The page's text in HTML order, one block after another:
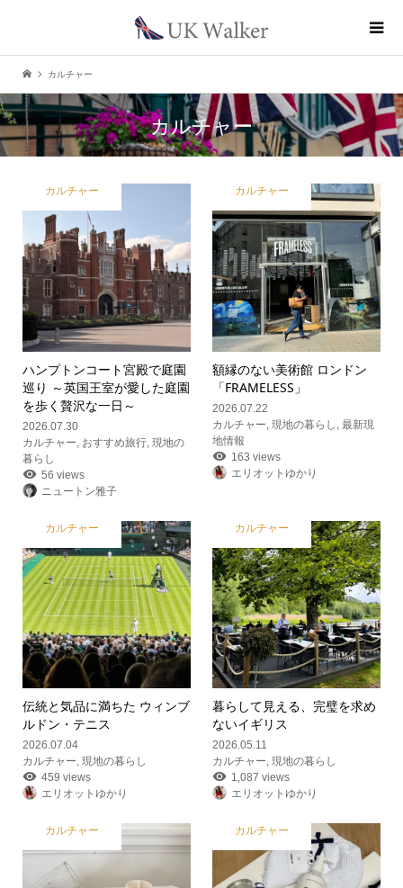
カルチャー
カルチャー
カルチャー
ハンプトンコート宮殿で庭園
巡り ～英国王室が愛した庭園
を歩く贅沢な一日～
2026.07.30
カルチャー おすすめ旅行, 現地の
暮らし
56 views
ニュートン雅子
カルチャー
額縁のない美術館 ロンドン
「FRAMELESS」
2026.07.22
カルチャー ,現地の暮らし ,最新現
地情報
163 views
エリオットゆかり
カルチャー
伝統と気品に満ちた ウィンブ
ルドン・テニス
2026.07.04
カルチャー, 現地の暮らし
459 views
エリオットゆかり
カルチャー
暮らして見える、完璧を求め
ないイギリス
2026.05.11
カルチャー,現地の暮らし
1,087 views
エリオットゆかり
カルチャー カルチャー